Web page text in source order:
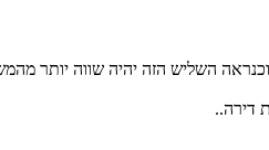
השליש הזה יהיה שווה יותר